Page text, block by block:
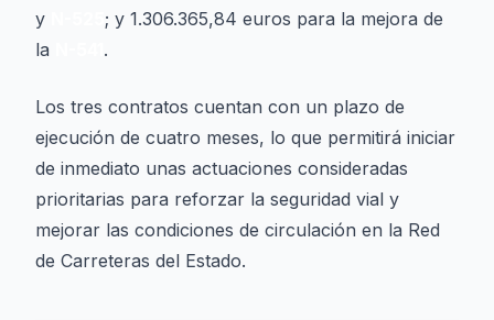
y
; y 1.306.365,84 euros para la mejora de
la
.
Los tres contratos cuentan con un plazo de
ejecución de cuatro meses, lo que permitirá iniciar
de inmediato unas actuaciones consideradas
prioritarias para reforzar la seguridad vial y
mejorar las condiciones de circulación en la Red
de Carreteras del Estado.